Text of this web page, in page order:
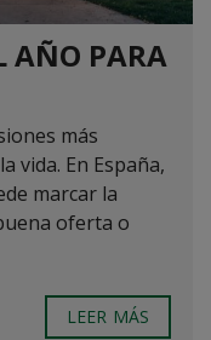
AÑO PARA
más
vida. En España,
marcar la
oferta o
LEER MÁS